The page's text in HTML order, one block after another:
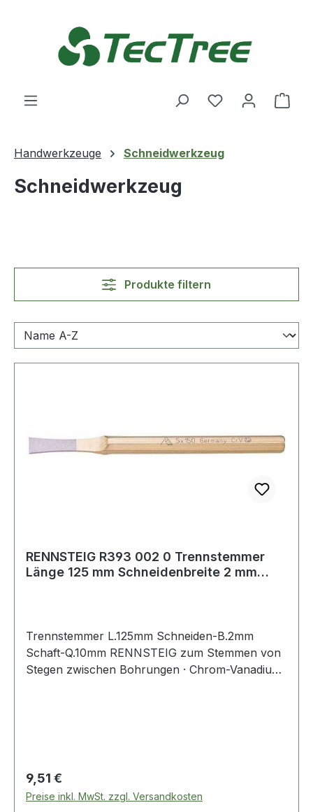
Du hast 0
Handwerkzeuge Schneidwerkzeug
Schneidwerkzeug
Produkte filtern
RENNSTEIG R393 002 0 Trennstemmer
Länge 125 mm Schneidenbreite 2 mm
Trennstemmer L.125mm Schneiden-B.2mm
Schaft-Q.10mm RENNSTEIG zum Stemmen von
Stegen zwischen Bohrungen · Chrom-Vanadium-
Regulärer Preis:
9,51 €
Preise inkl. MwSt. zzgl. Versandkosten